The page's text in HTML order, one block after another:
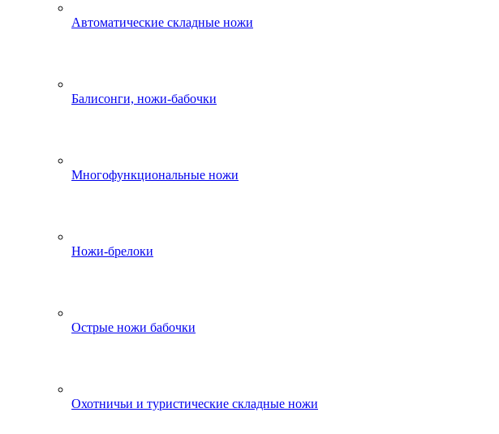
Автоматические складные ножи
Балисонги, ножи-бабочки
Многофункциональные ножи
Ножи-брелоки
Острые ножи бабочки
Охотничьи и туристические складные ножи